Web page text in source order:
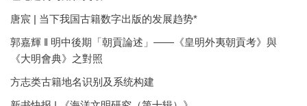
唐宸 | 当下我国古籍数字出版的发展趋势*
郭嘉輝 ‖ 明中後期「朝貢論述」——《皇明外夷朝貢考》與
《大明會典》之對照
方志类古籍地名识别及系统构建